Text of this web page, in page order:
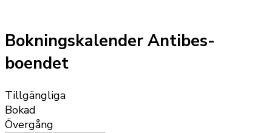
Bokningskalender Antibes-
boendet
Tillgängliga
Bokad
Övergång